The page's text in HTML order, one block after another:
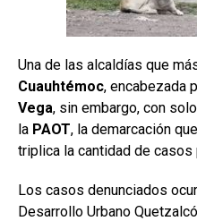
Una de las alcaldías que
Cuauhtémoc, encabezada
Vega, sin embargo, con
la PAOT, la demarcación
triplica la cantidad de
Los casos denunciados
Desarrollo Urbano